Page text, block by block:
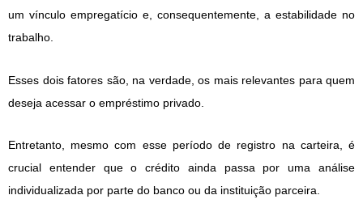
um vínculo empregatício e, consequentemente, a estabilidade no
trabalho.
Esses dois fatores são, na verdade, os mais relevantes para quem
deseja acessar o empréstimo privado.
Entretanto, mesmo com esse período de registro na carteira, é
crucial entender que o crédito ainda passa por uma análise
individualizada por parte do banco ou da instituição parceira.